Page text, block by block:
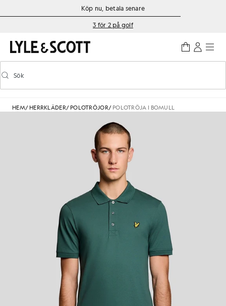
Gå direkt till huvudinnehållet
Information om tillgänglighetKöp nu, betala senare
3 för 2 på golf
Aktivera/inaktivera prediktiv sökning
Sök
HEM/ HERRKLÄDER/ POLOTRÖJOR/ POLOTRÖJA I BOMULL